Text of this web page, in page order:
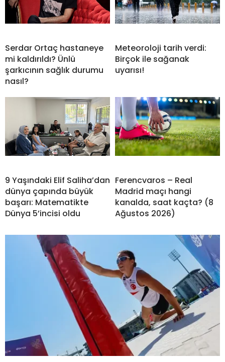
Serdar Ortaç hastaneye
mi kaldırıldı? Ünlü
şarkıcının sağlık durumu
nasıl?
Meteoroloji tarih verdi:
Birçok ile sağanak
uyarısı!
9 Yaşındaki Elif Saliha’dan
dünya çapında büyük
başarı: Matematikte
Dünya 5’incisi oldu
Ferencvaros – Real
Madrid maçı hangi
kanalda, saat kaçta? (8
Ağustos 2026)